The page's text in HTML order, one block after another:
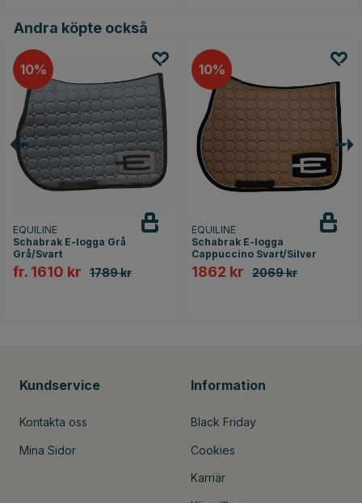
Andra köpte också
10
EQUILINE
Schabrak E-logga Grå
Grå/Svart
fr. 1610 kr 1789 kr
10
EQUILINE
Schabrak E-logga
Cappuccino Svart/Silver
1862 kr 2069 kr
Kundservice
Kontakta oss
Mina Sidor
Information
Black Friday
Cookies
Karriär